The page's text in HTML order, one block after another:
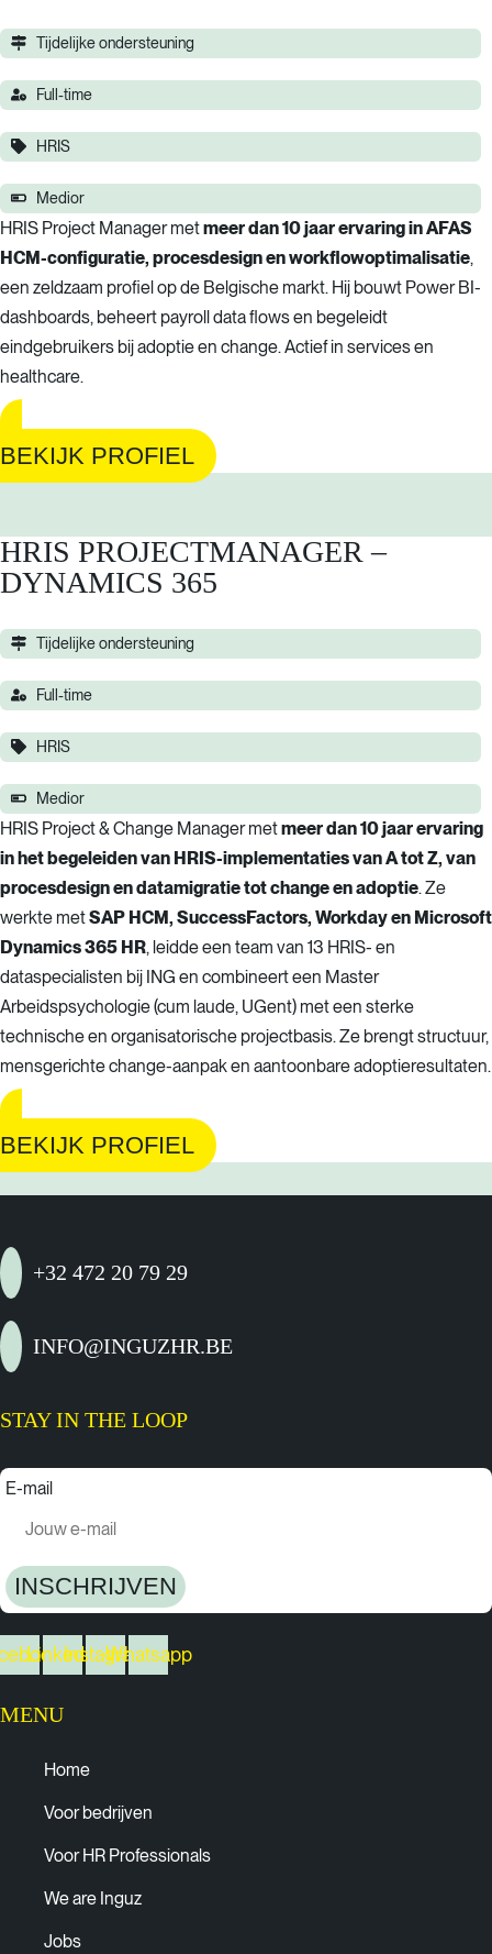
Tijdelijke ondersteuning
Full-time
HRIS
Medior
HRIS Project Manager metmeer dan 10 jaar ervaring in AFAS
HCM-configuratie, procesdesign en workflowoptimalisatie,
een zeldzaam profiel op de Belgische markt. Hij bouwt Power BI-
dashboards, beheert payroll data flows en begeleidt
eindgebruikers bij adoptie en change. Actief in services en
healthcare.
BEKIJK PROFIEL
HRIS PROJECTMANAGER –
DYNAMICS 365
Tijdelijke ondersteuning
Full-time
HRIS
Medior
HRIS Project & Change Manager metmeer dan 10 jaar ervaring
in het begeleiden van HRIS-implementaties van A tot Z, van
procesdesign en datamigratie tot change en adoptie. Ze
werkte metSAP HCM, SuccessFactors, Workday en Microsoft
Dynamics 365 HR, leidde een team van 13 HRIS- en
dataspecialisten bij ING en combineert een Master
Arbeidspsychologie (cum laude, UGent) met een sterke
technische en organisatorische projectbasis. Ze brengt structuur,
mensgerichte change-aanpak en aantoonbare adoptieresultaten.
BEKIJK PROFIEL
+32 472 20 79 29
INFO@INGUZHR.BE
STAY IN THE LOOP
E-mail
INSCHRIJVEN
LinkedinInstagramWhatsapp
MENU
Home
Voor bedrijven
Voor HR Professionals
We are Inguz
Jobs